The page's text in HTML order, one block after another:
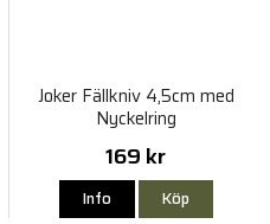
Joker Fällkniv 4,5cm med
Nyckelring
169 kr
Info Köp